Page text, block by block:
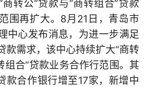
商转公”贷款与“商转组合”贷款
围再扩大。8月21日，青岛市
中心发布消息，为进一步满足
款需求，该中心持续扩大“商转
组合”贷款业务合作行范围。其
款合作银行增至17家，新增中